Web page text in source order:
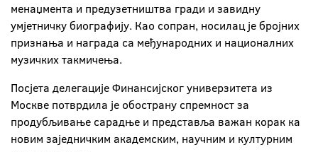
менаџмента и предузетништва гради и завидну
умјетничку биографију. Као сопран, носилац је бројних
признања и награда са међународних и националних
музичких такмичења.
Посјета делегације Финансијског универзитета из
Москве потврдила је обострану спремност за
продубљивање сарадње и представља важан корак ка
новим заједничким академским, научним и културним